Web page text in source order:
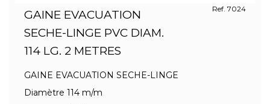
GAINE EVACUATION
SECHE-LINGE PVC DIAM.
114 LG. 2 METRES
Ref. 7024
GAINE EVACUATION SECHE-LINGE
Diamètre 114 m/m